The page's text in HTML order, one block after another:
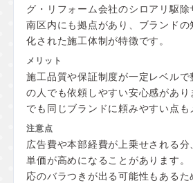
グ・リフォーム会社のシロアリ駆
南区内にも拠点があり、ブランド
化された施工体制が特徴です。
施工品質や保証制度が一定レベルで
の人でも依頼しやすい安心感があ
でも同じブランドに頼みやすい点も
広告費や本部経費が上乗せされる分
単価が高めになることがあります
応のバラつきが出る可能性もある